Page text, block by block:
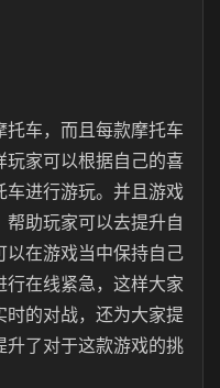
车，而且每款摩托车
玩家可以根据自己的喜
车进行游玩。并且游戏
助玩家可以去提升自
以在游戏当中保持自己
在线紧急，这样大家
的对战，还为大家提
升了对于这款游戏的挑